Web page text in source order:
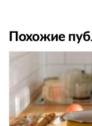
Похожие